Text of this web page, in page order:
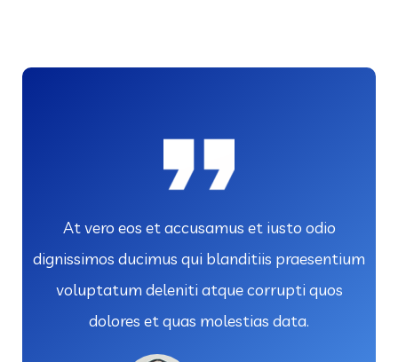
At vero eos et accusamus et iusto odio
dignissimos ducimus qui blanditiis praesentium
voluptatum deleniti atque corrupti quos
dolores et quas molestias data.